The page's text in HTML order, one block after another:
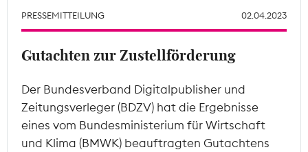
PRESSEMITTEILUNG 02.04.2023
Gutachten zur Zustellförderung
Der Bundesverband Digitalpublisher und
Zeitungsverleger (BDZV) hat die Ergebnisse
eines vom Bundesministerium für Wirtschaft
und Klima (BMWK) beauftragten Gutachtens